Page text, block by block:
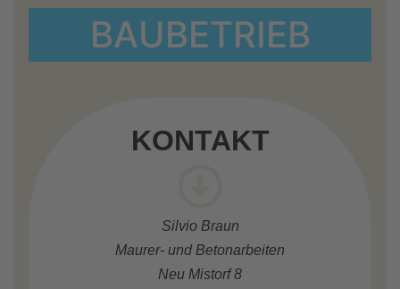
BAUBETRIEB
KONTAKT
Silvio Braun
Maurer- und Betonarbeiten
Neu Mistorf 8